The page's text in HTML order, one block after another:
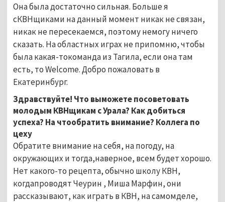
Она была достаточно сильная. Больше я
сКВНщиками на данный момент никак не связан,
никак не пересекаемся, поэтому немогу ничего
сказать. На областных играх не припомню, чтобы
была какая-токоманда из Тагила, если она там
есть, то Welcome. Добро пожаловать в
Екатеринбург.
Здравствуйте! Что выможете посоветовать
молодым КВНщикам с Урала? Как добиться
успеха? На чтообратить внимание? Коллега по
цеху
Обратите внимание на себя, на погоду, на
окружающих и тогда,наверное, всем будет хорошо.
Нет какого-то рецепта, обычно школу КВН,
когдапроводят Чеурин , Миша Марфин, они
рассказывают, как играть в КВН, на самомделе,